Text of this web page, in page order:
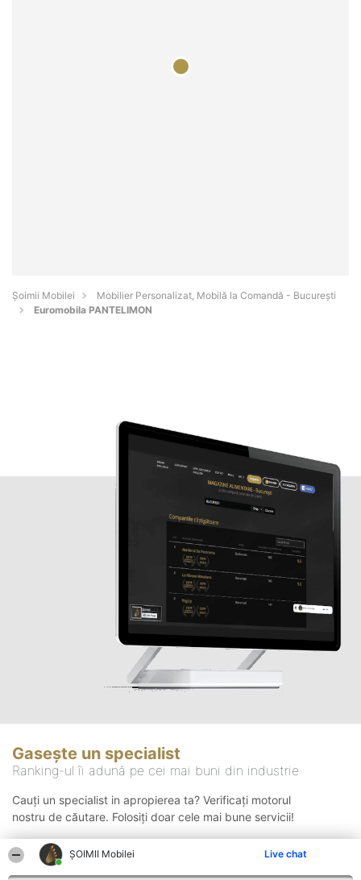
ȘOIMII Mobilei Live chat
Șoimii Mobilei
Mobilier Personalizat, Mobilă la Comandă - Bucureşti
Euromobila PANTELIMON
Gasește un specialist
Ranking-ul îi adună pe cei mai buni din industrie
Cauți un specialist in apropierea ta? Verificați motorul
nostru de căutare. Folosiți doar cele mai bune servicii!